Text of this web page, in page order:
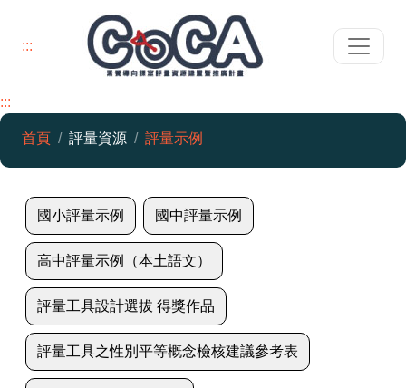
:::
:::
評量示例
首頁 評量資源 評量示例
國小評量示例 國中評量示例
高中評量示例（本土語文）
評量工具設計選拔 得獎作品
評量工具之性別平等概念檢核建議參考表